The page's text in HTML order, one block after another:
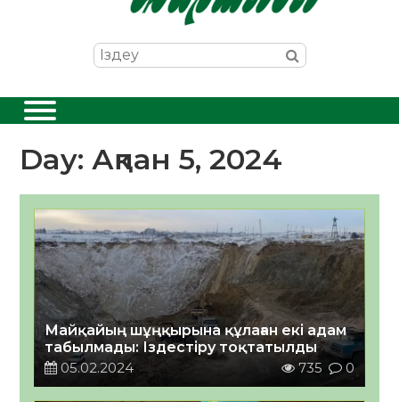
Day:Ақпан 5, 2024
Майқайың шұңқырына құлаған екі адам
табылмады: Іздестіру тоқтатылды
05.02.2024
735 0